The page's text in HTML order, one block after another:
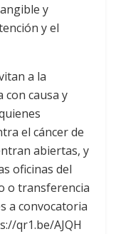
y
y el
a la
con causa y
el cáncer de
abiertas, y
oficinas del
o transferencia
a convocatoria
qr1.be/AJQH